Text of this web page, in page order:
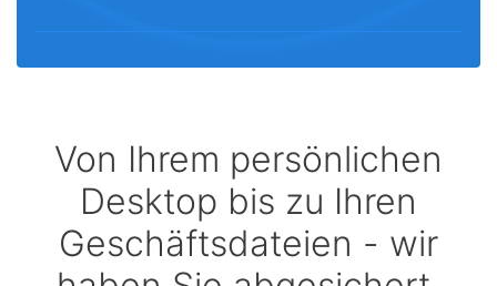
Von Ihrem persönlichen
Desktop bis zu Ihren
Geschäftsdateien - wir